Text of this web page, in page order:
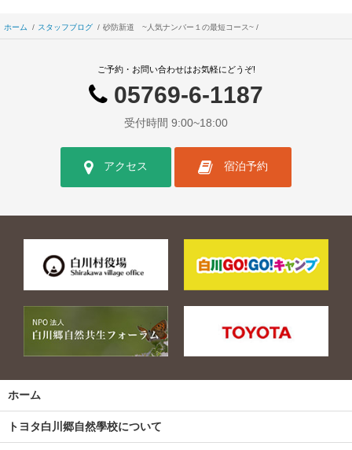
ホーム スタッフブログ 砂防新道 ~人気ナンバー１の最短コース~
ご予約・お問い合わせはお気軽にどうぞ!
05769-6-1187
受付時間 9:00~18:00
アクセス 宿泊予約
ホーム
トヨタ白川郷自然學校について